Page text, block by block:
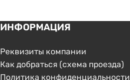
ИНФОРМАЦИЯ
Реквизиты компании
Как добраться (схема проезда)
Политика конфиденциальности